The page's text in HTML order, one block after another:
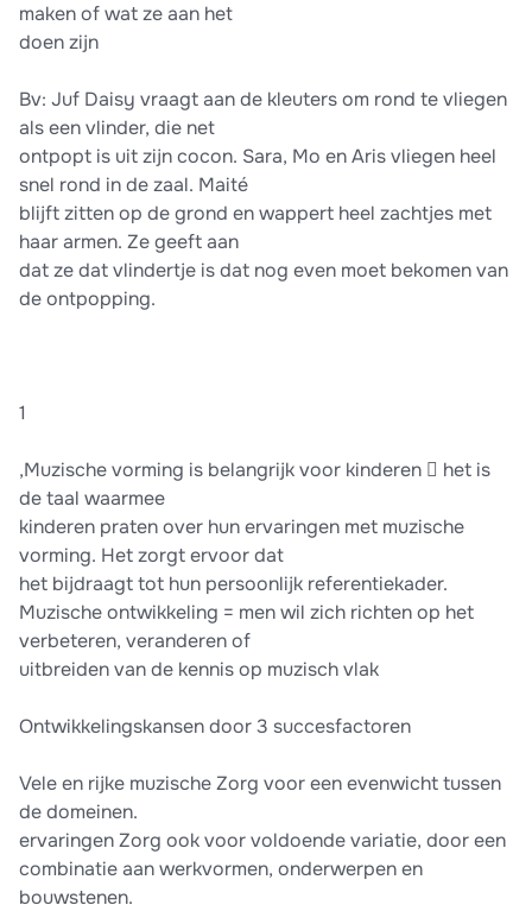
maken of wat ze aan het
doen zijn
Bv: Juf Daisy vraagt aan de kleuters om rond te vliegen
als een vlinder, die net
ontpopt is uit zijn cocon. Sara, Mo en Aris vliegen heel
snel rond in de zaal. Maité
blijft zitten op de grond en wappert heel zachtjes met
haar armen. Ze geeft aan
dat ze dat vlindertje is dat nog even moet bekomen van
de ontpopping.
1
,Muzische vorming is belangrijk voor kinderen  het is
de taal waarmee
kinderen praten over hun ervaringen met muzische
vorming. Het zorgt ervoor dat
het bijdraagt tot hun persoonlijk referentiekader.
Muzische ontwikkeling = men wil zich richten op het
verbeteren, veranderen of
uitbreiden van de kennis op muzisch vlak
Ontwikkelingskansen door 3 succesfactoren
Vele en rijke muzische Zorg voor een evenwicht tussen
de domeinen.
ervaringen Zorg ook voor voldoende variatie, door een
combinatie aan werkvormen, onderwerpen en
bouwstenen.